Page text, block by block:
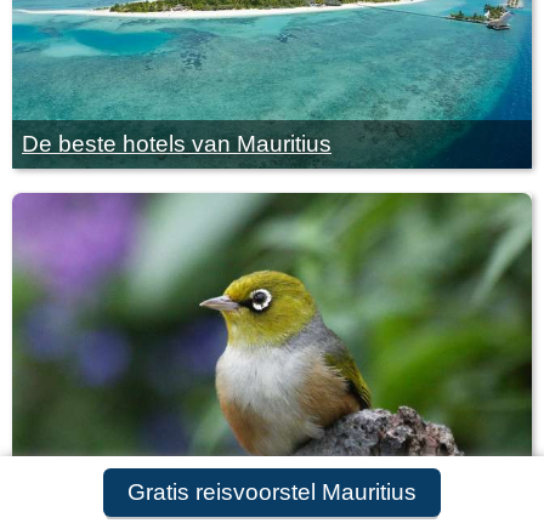
Gratis reisvoorstel Mauritius
De beste hotels van Mauritius
Zeldzame dieren op Mauritius